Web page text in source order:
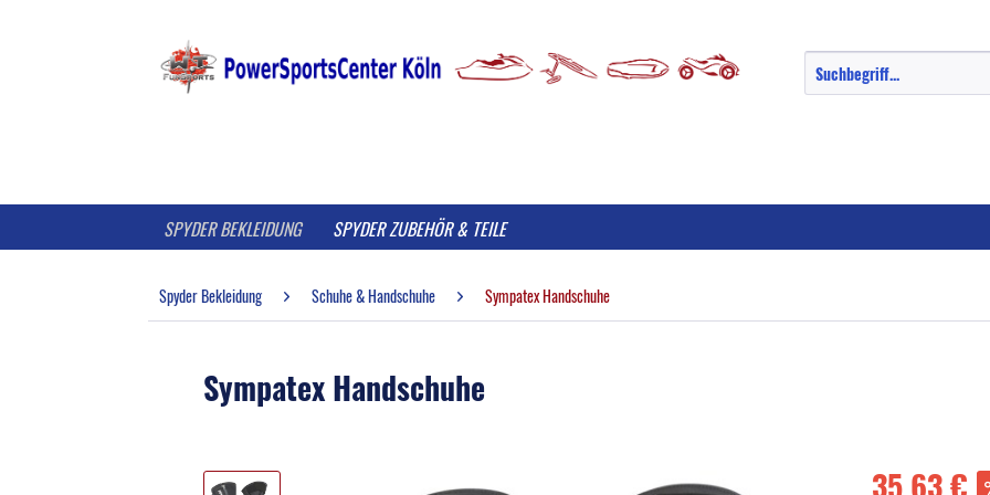
SPYDER BEKLEIDUNG SPYDER ZUBEHÖR & TEILE
Spyder Bekleidung Schuhe & Handschuhe Sympatex Handschuhe
Sympatex Handschuhe
35,63 €